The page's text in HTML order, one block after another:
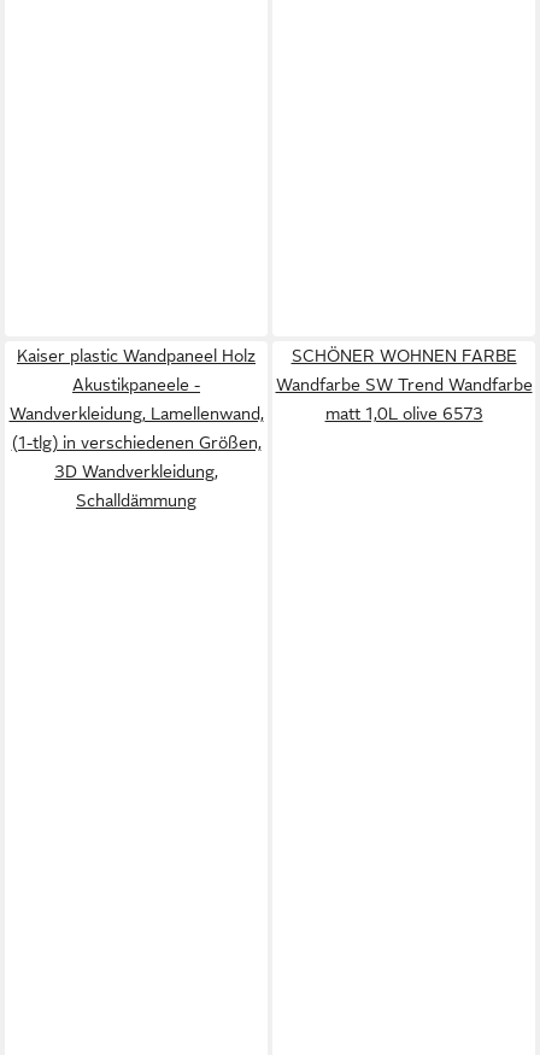
Kaiser plastic Wandpaneel Holz
Akustikpaneele -
Wandverkleidung, Lamellenwand,
(1-tlg) in verschiedenen Größen,
3D Wandverkleidung,
Schalldämmung
SCHÖNER WOHNEN FARBE
Wandfarbe SW Trend Wandfarbe
matt 1,0L olive 6573